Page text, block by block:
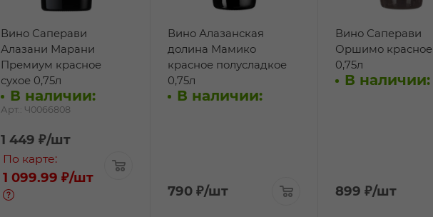
Вино Саперави
Алазани Марани
Премиум красное
сухое 0,75л
В наличии:
Арт.: Ч0066808
1 449 ₽/шт
По карте:
1 099.99 ₽/шт
Вино Алазанская
долина Мамико
красное полусладкое
0,75л
В наличии:
790 ₽/шт
Вино Саперави
Оршимо красное
0,75л
В наличии:
899 ₽/шт